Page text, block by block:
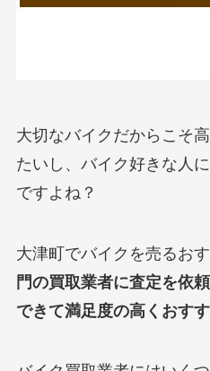
大切なバイクだからこそ
たいし、バイク好きな人
ですよね？
大津町でバイクを売るお
門の買取業者に査定を依
できて満足度の高くおす